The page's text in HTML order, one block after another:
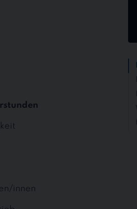
innen